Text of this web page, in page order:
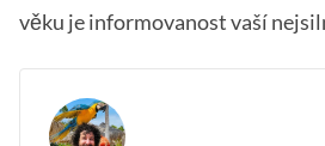
věku je informovanost vaší